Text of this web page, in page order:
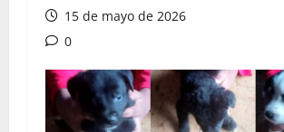
15 de mayo de 2026
0